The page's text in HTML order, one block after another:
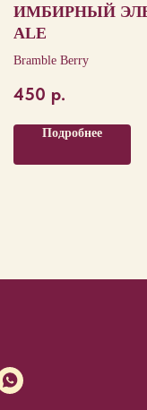
ИМБИРНЫЙ
ALE
Bramble Berry
450 р.
Подробнее